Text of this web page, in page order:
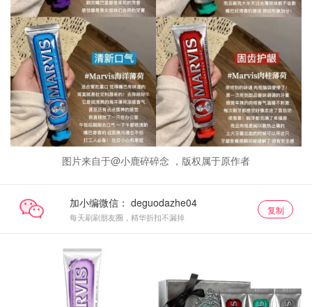
图片来自于@小鹿碎碎念 ，版权属于原作者
加小编微信：
每天刷刷朋友圈，精华折扣不漏掉
复制